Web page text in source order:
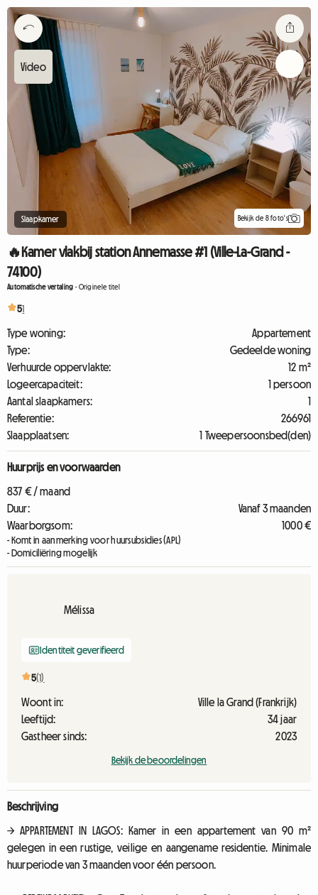
Slaapkamer Bekijk de 8 foto's
🔥Kamer vlakbij station Annemasse #1 (Ville-La-Grand -
74100)
Automatische vertaling -Originele titel
51
Type woning:
Appartement
Type:
Gedeelde woning
Verhuurde oppervlakte:
12 m²
Logeercapaciteit:
1 persoon
Aantal slaapkamers:
1
Referentie:
266961
Slaapplaatsen:
1 Tweepersoonsbed(den)
Huurprijs en voorwaarden
837 € / maand
Duur:
Vanaf 3 maanden
Waarborgsom:
1000 €
- Komt in aanmerking voor huursubsidies (APL)
- Domiciliëring mogelijk
Mélissa
Identiteit geverifieerd
5(1)
Woont in:
Ville la Grand (Frankrijk)
Leeftijd:
34 jaar
Gastheer sinds:
2023
Bekijk de beoordelingen
Beschrijving
→ APPARTEMENT IN LAGOS: Kamer in een appartement van 90 m²
gelegen in een rustige, veilige en aangename residentie. Minimale
huurperiode van 3 maanden voor één persoon.